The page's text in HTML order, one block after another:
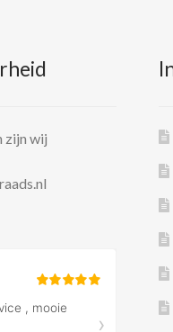
zijn wij